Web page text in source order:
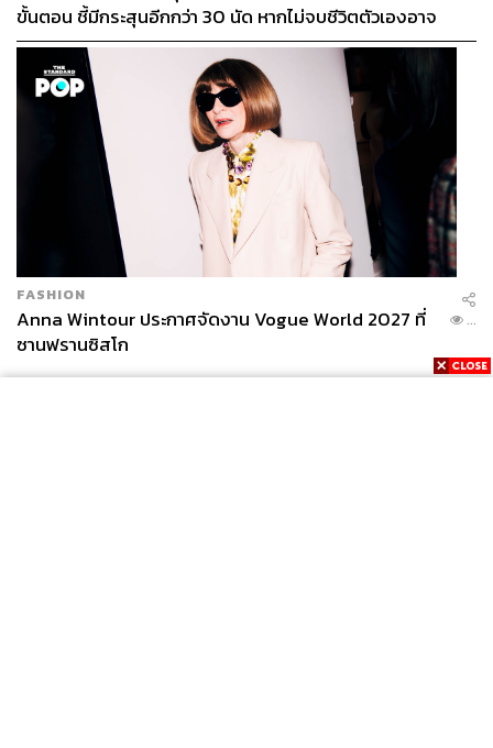
ขั้นตอน ชี้มีกระสุนอีกกว่า 30 นัด หากไม่จบชีวิตตัวเองอาจ
สูญเสียเพิ่ม
FASHION
Anna Wintour ประกาศจัดงาน Vogue World 2027 ที่
ซานฟรานซิสโก
...